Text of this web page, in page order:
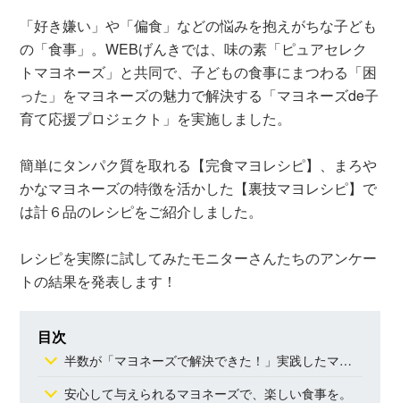
「好き嫌い」や「偏食」などの悩みを抱えがちな子ども
の「食事」。WEBげんきでは、味の素「ピュアセレク
トマヨネーズ」と共同で、子どもの食事にまつわる「困
った」をマヨネーズの魅力で解決する「マヨネーズde子
育て応援プロジェクト」を実施しました。
簡単にタンパク質を取れる【完食マヨレシピ】、まろや
かなマヨネーズの特徴を活かした【裏技マヨレシピ】で
は計６品のレシピをご紹介しました。
レシピを実際に試してみたモニターさんたちのアンケー
トの結果を発表します！
目次
半数が「マヨネーズで解決できた！」実践したママたちの声
安心して与えられるマヨネーズで、楽しい食事を。